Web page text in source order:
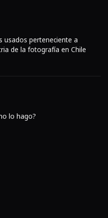
de transportar como
que utilizan la batería
modelos como:
con el estándar EN-EL20.
usados perteneciente a
de la fotografía en Chile
lo hago?